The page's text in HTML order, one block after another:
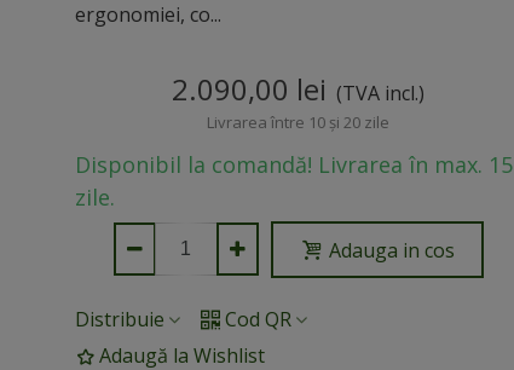
ergonomiei, co...
2.090,00 lei (TVA incl.)
Livrarea între 10 și 20 zile
Disponibil la comandă! Livrarea în max. 15
zile.
Adauga in cos
Distribuie
Cod QR
Adaugă la Wishlist